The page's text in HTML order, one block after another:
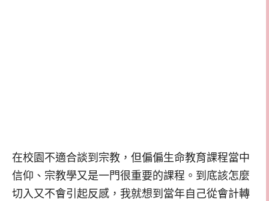
在校園不適合談到宗教，但偏偏生命教育課程當中
信仰、宗教學又是一門很重要的課程。到底該怎麼
切入又不會引起反感，我就想到當年自己從會計轉